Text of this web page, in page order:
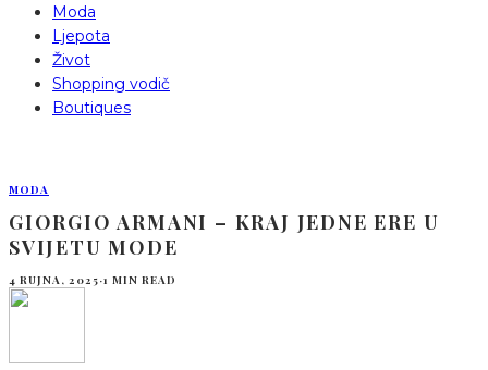
Moda
Ljepota
Život
Shopping vodič
Boutiques
MODA
GIORGIO ARMANI – KRAJ JEDNE ERE U
SVIJETU MODE
4 RUJNA, 2025·1 MIN READ